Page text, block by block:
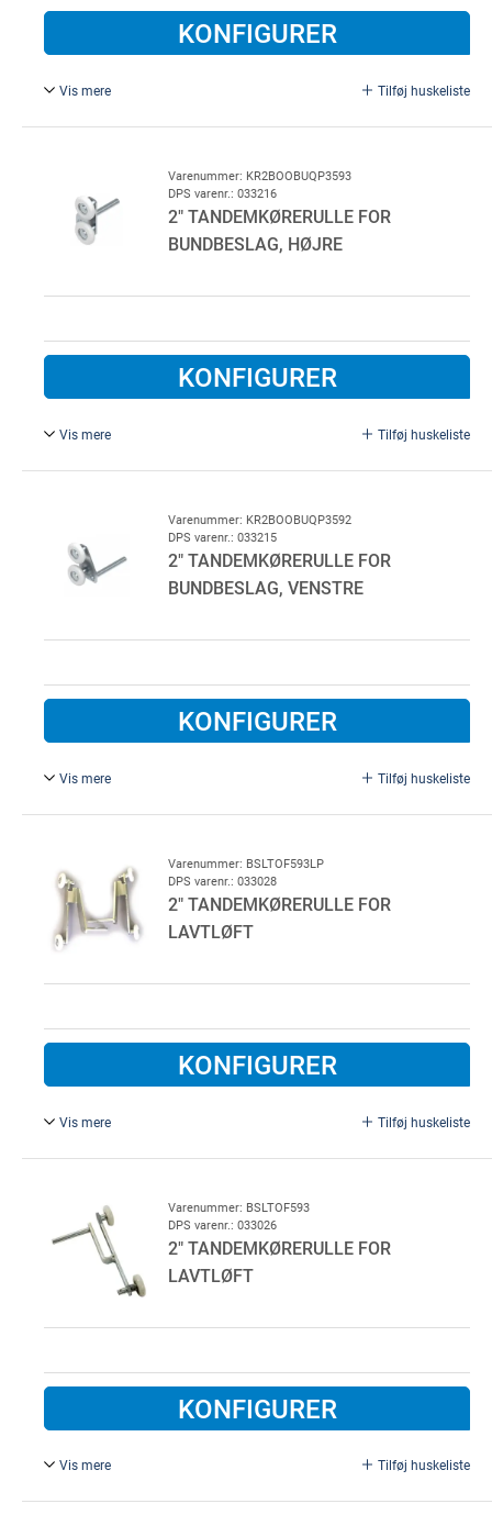
KONFIGURER
Vis mere Tilføj huskeliste
Kort, ikke-justerbar tandemkørerulle for bundbeslag,
Varenummer: KR2BOOBUQP3593
DPS varenr.: 033216
2" TANDEMKØRERULLE FOR
BUNDBESLAG, HØJRE
KONFIGURER
Vis mere Tilføj huskeliste
For lavtløft skinnesæt.
For højre side.
Varenummer: KR2BOOBUQP3592
DPS varenr.: 033215
2" TANDEMKØRERULLE FOR
BUNDBESLAG, VENSTRE
KONFIGURER
Vis mere Tilføj huskeliste
For lavtløft skinnesæt.
For venstre side.
Varenummer: BSLTOF593LP
DPS varenr.: 033028
2" TANDEMKØRERULLE FOR
LAVTLØFT
KONFIGURER
Vis mere Tilføj huskeliste
Bruges på lavtløft porte ved skjult wireføring.
Ø 11 mm
Varenummer: BSLTOF593
DPS varenr.: 033026
2" TANDEMKØRERULLE FOR
LAVTLØFT
KONFIGURER
Vis mere Tilføj huskeliste
Tandemkørerulle for lavløft/lavløft tagfølge skinnesæt